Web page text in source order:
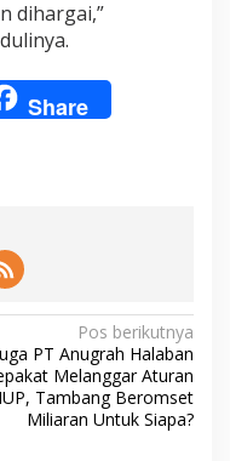
dihargai,”
Share
Pos berikutnya
PT Anugrah Halaban
Melanggar Aturan
IUP, Tambang Beromset
Miliaran Untuk Siapa?